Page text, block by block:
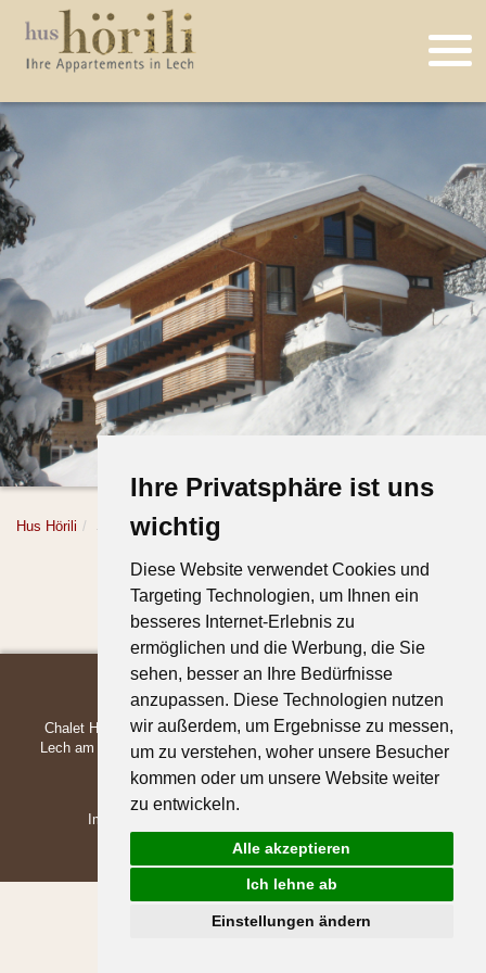
Ihre Privatsphäre ist uns
wichtig
Diese Website verwendet Cookies und
Targeting Technologien, um Ihnen ein
besseres Internet-Erlebnis zu
ermöglichen und die Werbung, die Sie
sehen, besser an Ihre Bedürfnisse
anzupassen. Diese Technologien nutzen
wir außerdem, um Ergebnisse zu messen,
um zu verstehen, woher unsere Besucher
kommen oder um unsere Website weiter
zu entwickeln.
Alle akzeptieren
Ich lehne ab
Einstellungen ändern
Hus Hörili Service
Chalet Hus Hörili | Dietmar & Martina Walch | Strass 678 | 6764
Lech am Arlberg | Austria | +43 5583-39739 | office@hoerili.com|
www.hoerili.com
Impressum
Datenschutz
Cookieeinstellungen